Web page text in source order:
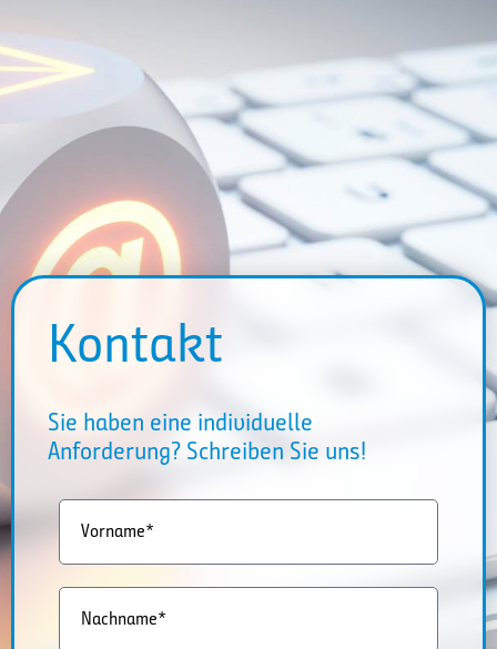
Kontakt
Sie haben eine individuelle
Anforderung? Schreiben Sie uns!
Vorname*
Nachname*